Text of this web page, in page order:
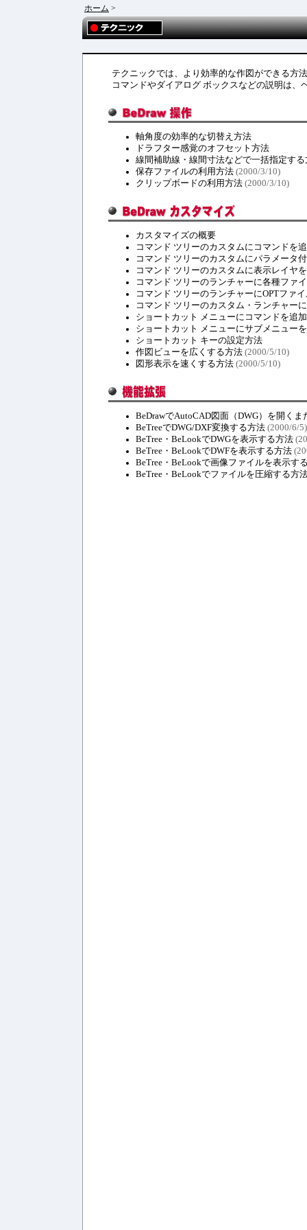
ホーム >
テクニックでは、より効率的な作図ができる方
コマンドやダイアログ ボックスなどの説明は、
軸角度の効率的な切替え方法
ドラフター感覚のオフセット方法
線間補助線・線間寸法などで一括指定する
保存ファイルの利用方法 (2000/3/10)
クリップボードの利用方法 (2000/3/10)
カスタマイズの概要
コマンド ツリーのカスタムにコマンドを
コマンド ツリーのカスタムにパラメータ
コマンド ツリーのカスタムに表示レイヤ
コマンド ツリーのランチャーに各種ファ
コマンド ツリーのランチャーにOPTファ
コマンド ツリーのカスタム・ランチャー
ショートカット メニューにコマンドを追
ショートカット メニューにサブメニュー
ショートカット キーの設定方法
作図ビューを広くする方法 (2000/5/10)
図形表示を速くする方法 (2000/5/10)
BeDrawでAutoCAD図面（DWG）を開くま
BeTreeでDWG/DXF変換する方法 (2000/6/5)
BeTree・BeLookでDWGを表示する方法
BeTree・BeLookでDWFを表示する方法
BeTree・BeLookで画像ファイルを表示す
BeTree・BeLookでファイルを圧縮する方